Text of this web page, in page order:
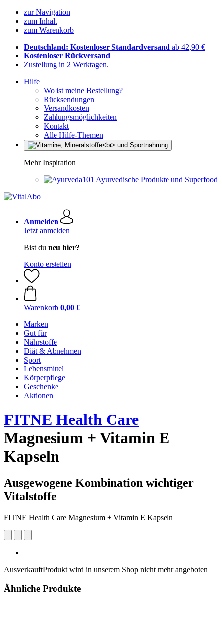
zur Navigation
zum Inhalt
zum Warenkorb
Deutschland: Kostenloser Standardversand ab 42,90 €
Kostenloser Rückversand
Zustellung in 2 Werktagen.
Hilfe
Wo ist meine Bestellung?
Rücksendungen
Versandkosten
Zahlungsmöglichkeiten
Kontakt
Alle Hilfe-Themen
Mehr Inspiration
Ayurvedische Produkte und Superfood
Anmelden
Jetzt anmelden
Bist du neu hier?
Konto erstellen
Warenkorb 0,00 €
Marken
Gut für
Nährstoffe
Diät & Abnehmen
Sport
Lebensmittel
Körperpflege
Geschenke
Aktionen
FITNE Health Care
Magnesium + Vitamin E
Kapseln
Ausgewogene Kombination wichtiger
Vitalstoffe
FITNE Health Care Magnesium + Vitamin E Kapseln
AusverkauftProdukt wird in unserem Shop nicht mehr angeboten
Ähnliche Produkte